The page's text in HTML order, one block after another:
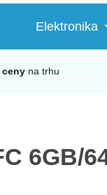
Elektronika
ceny na trhu
6GB/